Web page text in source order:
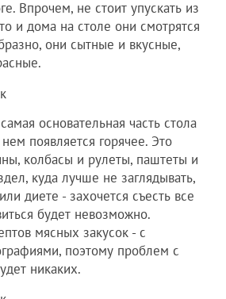
Впрочем, не стоит упускать из
и дома на столе они смотрятся
они сытные и вкусные,
основательная часть стола
появляется горячее. Это
колбасы и рулеты, паштеты и
куда лучше не заглядывать,
диете - захочется съесть все
будет невозможно.
мясных закусок - с
поэтому проблем с
никаких.